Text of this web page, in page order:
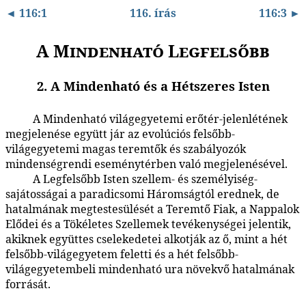
◄ 116:1 116. írás 116:3 ►
A Mindenható Legfelsőbb
2. A Mindenható és a Hétszeres Isten
A Mindenható világegyetemi erőtér-jelenlétének
megjelenése együtt jár az evolúciós felsőbb-
világegyetemi magas teremtők és szabályozók
mindenségrendi eseménytérben való megjelenésével.
A Legfelsőbb Isten szellem- és személyiség-
sajátosságai a paradicsomi Háromságtól erednek, de
hatalmának megtestesülését a Teremtő Fiak, a Nappalok
Elődei és a Tökéletes Szellemek tevékenységei jelentik,
akiknek együttes cselekedetei alkotják az ő, mint a hét
felsőbb-világegyetem feletti és a hét felsőbb-
világegyetembeli mindenható ura növekvő hatalmának
forrását.